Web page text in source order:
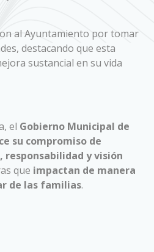
al Ayuntamiento por tomar
destacando que esta
sustancial en su vida
el Gobierno Municipal de
su compromiso de
responsabilidad y visión
que impactan de manera
de las familias.